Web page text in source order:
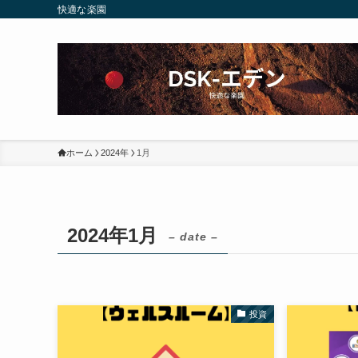
快適な楽園
ホーム 2024年 1月
2024年1月 – date –
投資